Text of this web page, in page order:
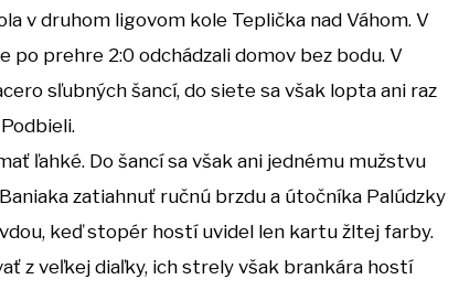
v druhom ligovom kole Teplička nad Váhom. V
po prehre 2:0 odchádzali domov bez bodu. V
sľubných šancí, do siete sa však lopta ani raz
ľahké. Do šancí sa však ani jednému mužstvu
zatiahnuť ručnú brzdu a útočníka Palúdzky
keď stopér hostí uvidel len kartu žltej farby.
z veľkej diaľky, ich strely však brankára hostí